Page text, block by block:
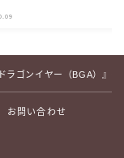
ドラゴンイヤー（BGA）』
お問い合わせ